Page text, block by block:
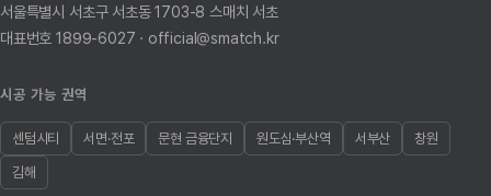
서울특별시 서초구 서초동 1703-8 스매치 서초
대표번호 1899-6027 · official@smatch.kr
시공 가능 권역
센텀시티 서면·전포 문현 금융단지 원도심·부산역 서부산 창원
김해